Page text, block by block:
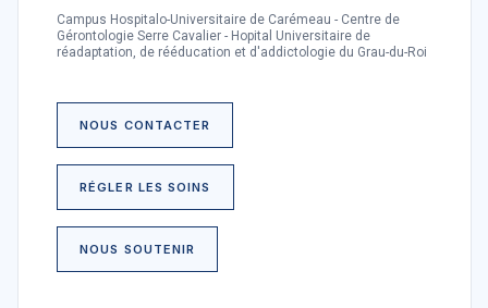
Campus Hospitalo-Universitaire de Carémeau - Centre de
Gérontologie Serre Cavalier - Hopital Universitaire de
réadaptation, de rééducation et d'addictologie du Grau-du-Roi
NOUS CONTACTER
RÉGLER LES SOINS
NOUS SOUTENIR